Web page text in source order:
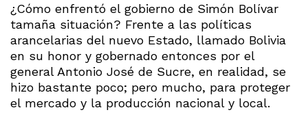
¿Cómo enfrentó el gobierno de Simón Bolívar
tamaña situación? Frente a las políticas
arancelarias del nuevo Estado, llamado Bolivia
en su honor y gobernado entonces por el
general Antonio José de Sucre, en realidad, se
hizo bastante poco; pero mucho, para proteger
el mercado y la producción nacional y local.